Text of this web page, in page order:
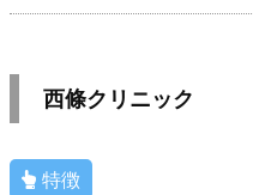
西條クリニック
特徴